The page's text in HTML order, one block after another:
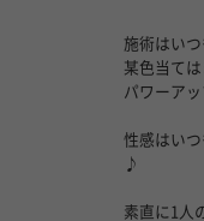
施術はい
某色当ては
パワーア
性感はい
♪
素直に1人